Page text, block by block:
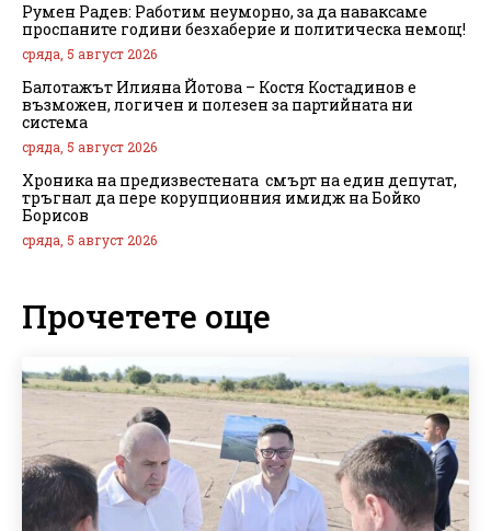
Румен Радев: Работим неуморно, за да наваксаме
проспаните години безхаберие и политическа немощ!
сряда, 5 август 2026
Балотажът Илияна Йотова – Костя Костадинов е
възможен, логичен и полезен за партийната ни
система
сряда, 5 август 2026
Хроника на предизвестената смърт на един депутат,
тръгнал да пере корупционния имидж на Бойко
Борисов
сряда, 5 август 2026
Прочетете още